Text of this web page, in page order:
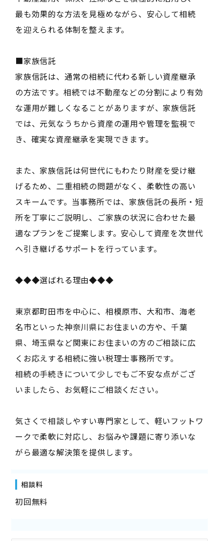
最も効果的な方法を見極めながら、安心して相続
を迎えられる体制を整えます。
■家族信託
家族信託は、通常の相続に代わる新しい資産継承
の方法です。相続では不動産などの分割により有効
な運用が難しくなることがありますが、家族信託
では、元気なうちから資産の運用や管理を監視で
き、確実な資産継承を実現できます。
また、家族信託は何世代にもわたり財産を受け継
げるため、二重相続の問題がなく、柔軟性の高い
スキームです。当事務所では、家族信託の長所・短
所を丁寧にご説明し、ご家族の状況に合わせた最
適なプランをご提案します。安心して資産を次世代
へ引き継げるサポートを行っています。
◆◆◆選ばれる理由◆◆◆
東京都町田市を中心に、相模原市、大和市、海老
名市といった神奈川県にお住まいの方や、千葉
県、埼玉県など関東にお住まいの方のご相談に広
くお応えする相続に強い税理士事務所です。
相続の手続きについて少しでもご不安な点がござ
いましたら、お気軽にご相談ください。
気さくで相談しやすい専門家として、軽いフットワ
ークで柔軟に対応し、お悩みや課題に寄り添いな
がら最適な解決策を提供します。
相談料
初回無料